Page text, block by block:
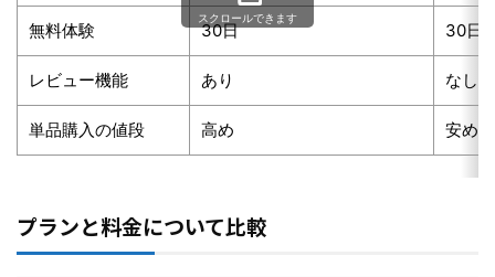
無料体験 30日 30日
レビュー機能 あり なし
単品購入の値段 高め 安め
スクロールできます
プランと料金について比較